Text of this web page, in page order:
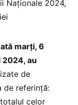
Naționale 2024,
marți, 6
2024, au
de
de referință:
celor